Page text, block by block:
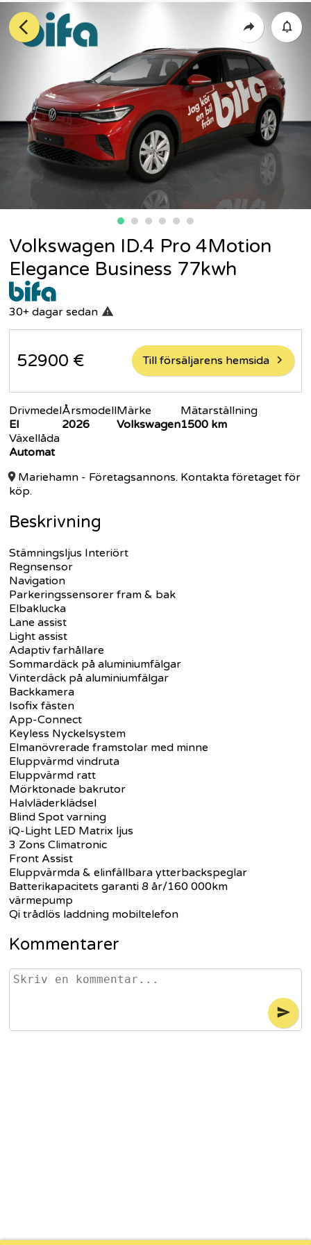
Volkswagen ID.4 Pro 4Motion
Elegance Business 77kwh
30+ dagar sedan
52900 € Till försäljarens hemsida
Drivmedel
El
Årsmodell
2026
Märke
Volkswagen
Mätarställning
1500 km
Växellåda
Automat
Mariehamn - Företagsannons. Kontakta företaget för
köp.
Beskrivning
Stämningsljus Interiört
Regnsensor
Navigation
Parkeringssensorer fram & bak
Elbaklucka
Lane assist
Light assist
Adaptiv farhållare
Sommardäck på aluminiumfälgar
Vinterdäck på aluminiumfälgar
Backkamera
Isofix fästen
App-Connect
Keyless Nyckelsystem
Elmanövrerade framstolar med minne
Eluppvärmd vindruta
Eluppvärmd ratt
Mörktonade bakrutor
Halvläderklädsel
Blind Spot varning
iQ-Light LED Matrix ljus
3 Zons Climatronic
Front Assist
Eluppvärmda & elinfällbara ytterbackspeglar
Batterikapacitets garanti 8 år/160 000km
värmepump
Qi trådlös laddning mobiltelefon
Kommentarer